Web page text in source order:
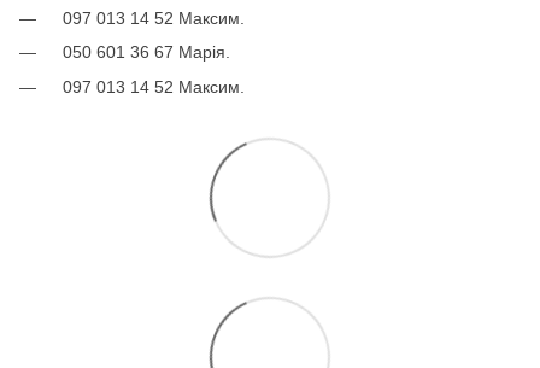
097 013 14 52 Максим.
050 601 36 67 Марія.
097 013 14 52 Максим.